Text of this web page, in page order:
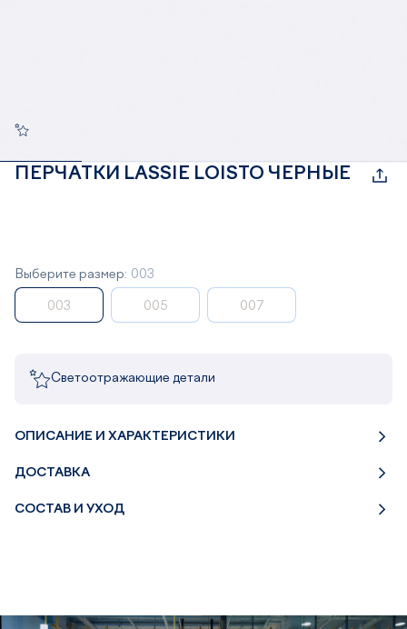
ПЕРЧАТКИ LASSIE LOISTO ЧЕРНЫЕ
Выберите размер: 003
003 005 007
Светоотражающие детали
ОПИСАНИЕ И ХАРАКТЕРИСТИКИ
ДОСТАВКА
СОСТАВ И УХОД